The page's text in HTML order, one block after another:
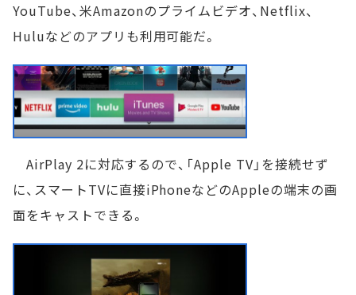
YouTube、米Amazonのプライムビデオ、Netflix、
Huluなどのアプリも利用可能だ。
AirPlay 2に対応するので、「Apple TV」を接続せず
に、スマートTVに直接iPhoneなどのAppleの端末の画
面をキャストできる。